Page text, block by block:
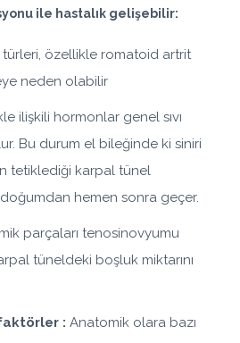
ile hastalık gelişebilir:
türleri, özellikle romatoid artrit
neden olabilir
ilişkili hormonlar genel sıvı
Bu durum el bileğinde ki siniri
tetiklediği karpal tünel
hemen sonra geçer.
parçaları tenosinovyumu
tüneldeki boşluk miktarını
: Anatomik olara bazı